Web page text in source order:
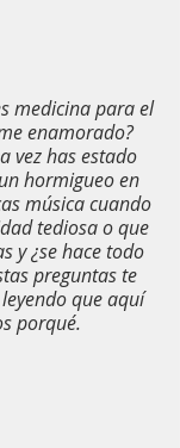
medicina para el
enamorado?
vez has estado
hormigueo en
música cuando
tediosa o que
y ¿se hace todo
preguntas te
que aquí
porqué.